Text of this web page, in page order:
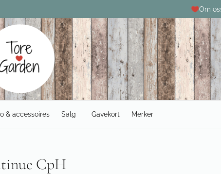
Om
& accessoires Salg Gavekort Merker
CpH